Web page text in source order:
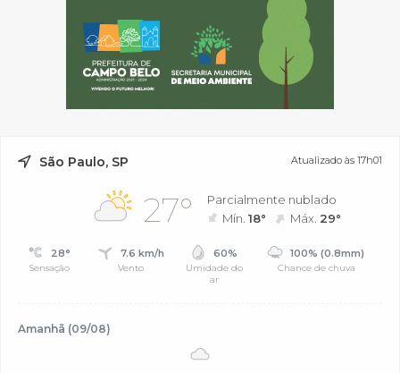
São Paulo, SP Atualizado às 17h01
27°
Parcialmente nublado
Mín.18° Máx. 29°
28°
Sensação
7.6 km/h
Vento
60%
Umidade do
ar
100% (0.8mm)
Chance de chuva
Amanhã (09/08)